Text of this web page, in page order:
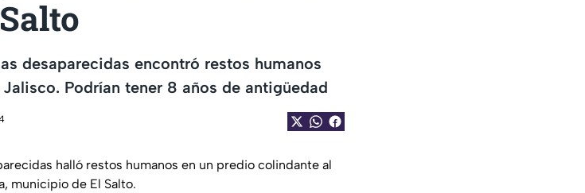
desaparecidas encontró restos humanos
Podrían tener 8 años de antigüedad
halló restos humanos en un predio colindante al
municipio de El Salto.